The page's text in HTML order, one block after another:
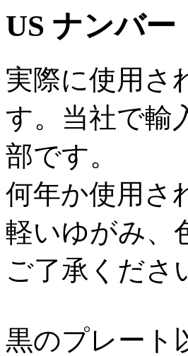
US ナンバー
実際に使用さ
す。当社で輸
部です。
何年か使用さ
軽いゆがみ、
ご了承くださ
黒のプレート